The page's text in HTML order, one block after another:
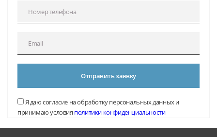
Отправить заявку
Я даю согласие на обработку персональных данных и
принимаю условия политики конфиденциальности